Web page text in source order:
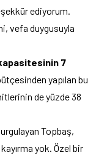
ediyorum.
vefa duygusuyla
7
yapılan bu
de yüzde 38
Topbaş,
yok. Özel bir